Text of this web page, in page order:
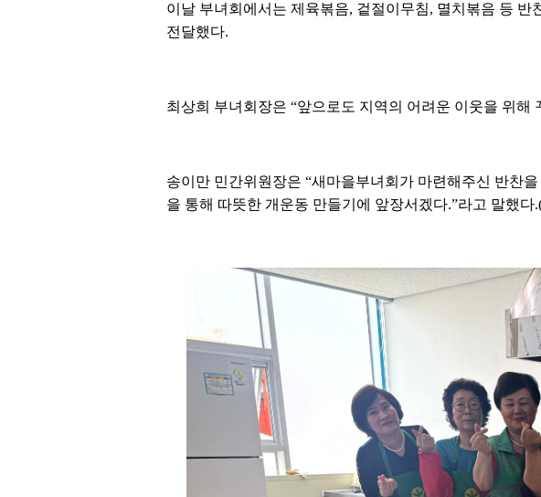
이날 부녀회에서는 제육볶음, 겉절이무침, 멸치볶음 등
전달했다.
최상희 부녀회장은 “앞으로도 지역의 어려운 이웃을 위해
송이만 민간위원장은 “새마을부녀회가 마련해주신 반찬
을 통해 따뜻한 개운동 만들기에 앞장서겠다.”라고 말했